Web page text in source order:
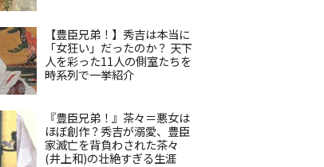
【豊臣兄弟！】秀吉は本当に
「女狂い」だったのか？ 天下
人を彩った11人の側室たちを
時系列で一挙紹介
『豊臣兄弟！』茶々＝悪女は
ほぼ創作？秀吉が溺愛、豊臣
家滅亡を背負わされた茶々
(井上和)の壮絶すぎる生涯